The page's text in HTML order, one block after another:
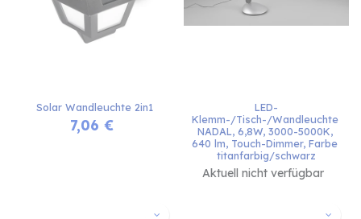
Solar Wandleuchte 2in1
7,06 €
LED-
Klemm-/Tisch-/Wandleuchte
NADAL, 6,8W, 3000-5000K,
640 lm, Touch-Dimmer, Farbe
titanfarbig/schwarz
Aktuell nicht verfügbar